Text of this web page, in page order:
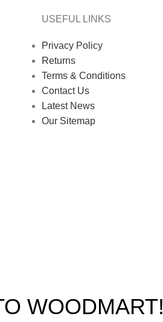
USEFUL LINKS
Privacy Policy
Returns
Terms & Conditions
Contact Us
Latest News
Our Sitemap
WOODMART!